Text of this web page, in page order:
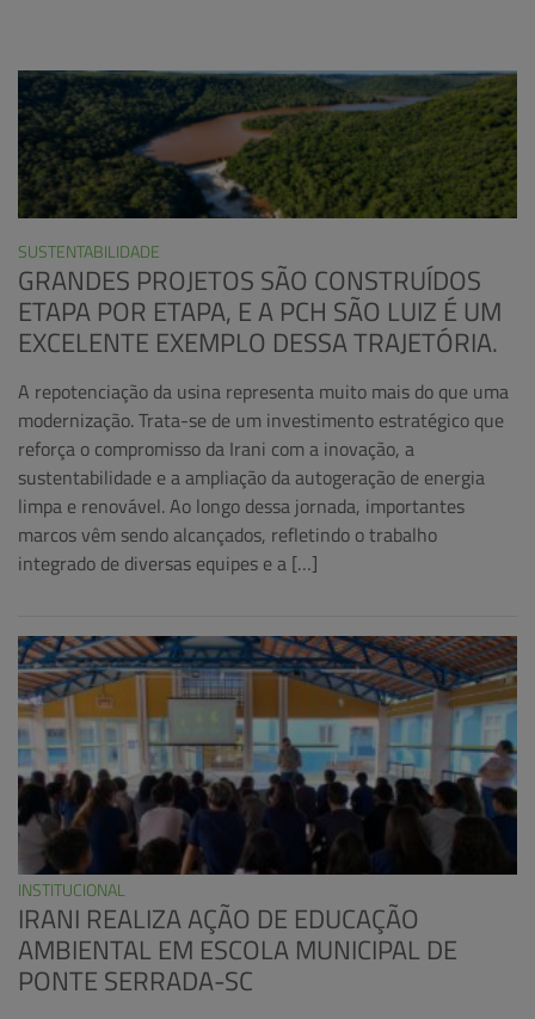
SUSTENTABILIDADE
GRANDES PROJETOS SÃO CONSTRUÍDOS
ETAPA POR ETAPA, E A PCH SÃO LUIZ É UM
EXCELENTE EXEMPLO DESSA TRAJETÓRIA.
A repotenciação da usina representa muito mais do que uma
modernização. Trata-se de um investimento estratégico que
reforça o compromisso da Irani com a inovação, a
sustentabilidade e a ampliação da autogeração de energia
limpa e renovável. Ao longo dessa jornada, importantes
marcos vêm sendo alcançados, refletindo o trabalho
integrado de diversas equipes e a […]
INSTITUCIONAL
IRANI REALIZA AÇÃO DE EDUCAÇÃO
AMBIENTAL EM ESCOLA MUNICIPAL DE
PONTE SERRADA-SC